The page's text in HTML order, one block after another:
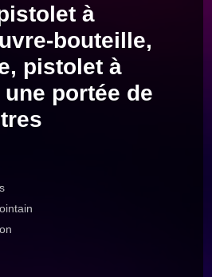
à
bouteille,
pistolet à
portée de